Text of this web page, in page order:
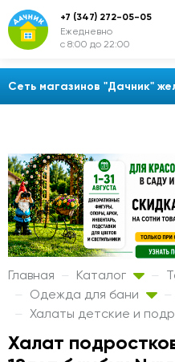
Сеть магазинов "Дачник"
+7 (347) 272-05-05
Ежедневно
с 8:00 до 22:00
Главная Каталог
Одежда для бани
Халаты детские и
Халат